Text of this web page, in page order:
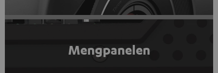
Mengpanelen